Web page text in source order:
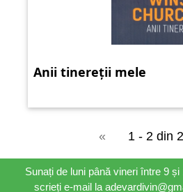
Anii tinereții mele
« 1 - 2 din 2
Sunați de luni până vineri între 9
scrieți e-mail la